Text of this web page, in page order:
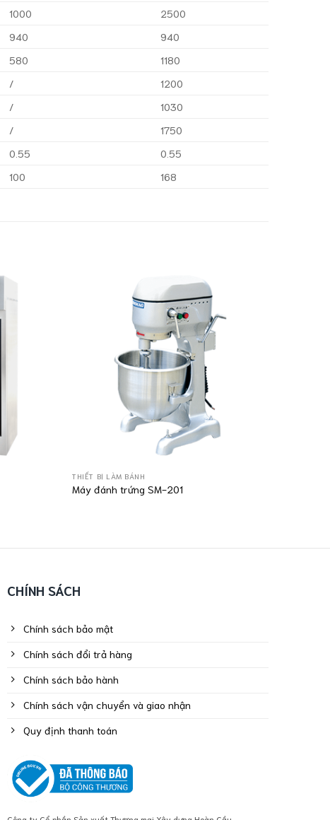
1000
2500
940
940
580 1180
/
1200
/
1030
/
1750
0.55
0.55
100 168
THIẾT BỊ LÀM BÁNH
Máy đánh trứng SM-201
CHÍNH SÁCH
Chính sách bảo mật
Chính sách đổi trả hàng
Chính sách bảo hành
Chính sách vận chuyển và giao nhận
Quy định thanh toán